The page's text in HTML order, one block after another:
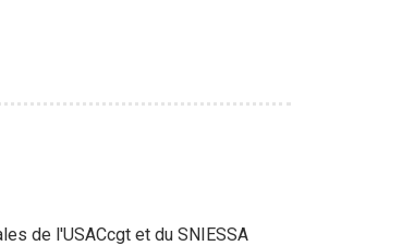
de l'USACcgt et du SNIESSA